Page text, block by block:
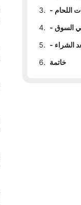
3.
اللحام
4.
5.
6. خاتمة